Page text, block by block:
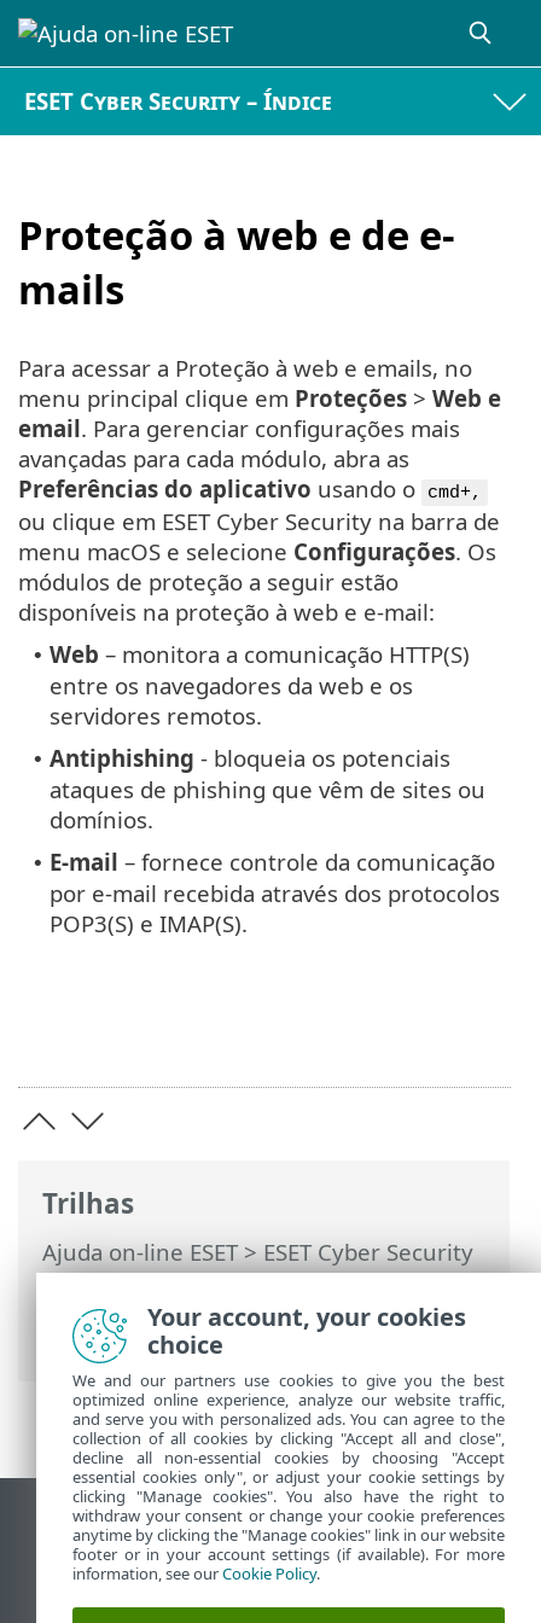
ESET Cyber Security – Índice
Proteção à web e de e-
mails
Trilhas
Ajuda on-line ESET>ESET Cyber Security
>Trabalhando com o ESET Cyber Security
Proteções> Proteção da Web e de e-
mails
Para acessar a Proteção à web e emails, no
menu principal clique em Proteções > Web e
email. Para gerenciar configurações mais
avançadas para cada módulo, abra as
Preferências do aplicativo usando o cmd+,
ou clique em ESET Cyber Security na barra de
menu macOS e selecione Configurações. Os
módulos de proteção a seguir estão
disponíveis na proteção à web e e-mail:
• Web – monitora a comunicação HTTP(S)
entre os navegadores da web e os
servidores remotos.
• Antiphishing - bloqueia os potenciais
ataques de phishing que vêm de sites ou
domínios.
• E-mail – fornece controle da comunicação
por e-mail recebida através dos protocolos
POP3(S) e IMAP(S).
Ver site para desktop
End of Life
Base de conhecimento ESET
Your account, your cookies
choice
We and our partners use cookies to give you the best
optimized online experience, analyze our website traffic,
and serve you with personalized ads. You can agree to the
collection of all cookies by clicking "Accept all and close",
decline all non-essential cookies by choosing "Accept
essential cookies only", or adjust your cookie settings by
clicking "Manage cookies". You also have the right to
withdraw your consent or change your cookie preferences
anytime by clicking the "Manage cookies" link in our website
footer or in your account settings (if available). For more
information, see ourCookie Policy.